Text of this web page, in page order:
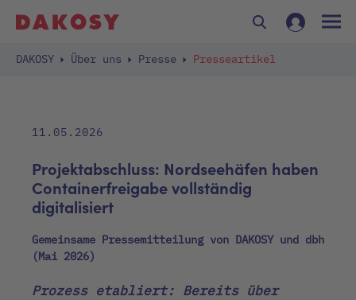
DAKOSY Über uns Presse Presseartikel
11.05.2026
Projektabschluss: Nordseehäfen haben
Containerfreigabe vollständig
digitalisiert
Gemeinsame Pressemitteilung von DAKOSY und dbh
(Mai 2026)
Prozess etabliert: Bereits über